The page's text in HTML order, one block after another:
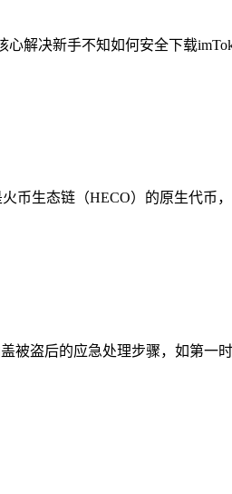
解决新手不知如何安全下载
币生态链（HECO）的原生代币
被盗后的应急处理步骤，如第一